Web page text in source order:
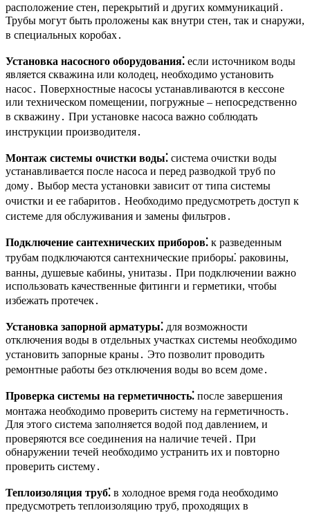
расположение стен, перекрытий и других коммуникаций․
Трубы могут быть проложены как внутри стен, так и снаружи,
в специальных коробах․
Установка насосного оборудования⁚ если источником воды
является скважина или колодец, необходимо установить
насос․ Поверхностные насосы устанавливаются в кессоне
или техническом помещении, погружные – непосредственно
в скважину․ При установке насоса важно соблюдать
инструкции производителя․
Монтаж системы очистки воды⁚ система очистки воды
устанавливается после насоса и перед разводкой труб по
дому․ Выбор места установки зависит от типа системы
очистки и ее габаритов․ Необходимо предусмотреть доступ к
системе для обслуживания и замены фильтров․
Подключение сантехнических приборов⁚ к разведенным
трубам подключаются сантехнические приборы⁚ раковины,
ванны, душевые кабины, унитазы․ При подключении важно
использовать качественные фитинги и герметики, чтобы
избежать протечек․
Установка запорной арматуры⁚ для возможности
отключения воды в отдельных участках системы необходимо
установить запорные краны․ Это позволит проводить
ремонтные работы без отключения воды во всем доме․
Проверка системы на герметичность⁚ после завершения
монтажа необходимо проверить систему на герметичность․
Для этого система заполняется водой под давлением, и
проверяются все соединения на наличие течей․ При
обнаружении течей необходимо устранить их и повторно
проверить систему․
Теплоизоляция труб⁚ в холодное время года необходимо
предусмотреть теплоизоляцию труб, проходящих в